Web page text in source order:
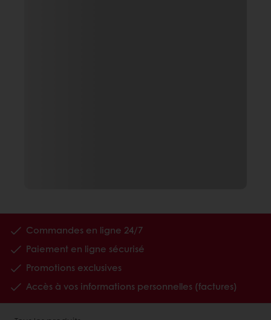
Commandes en ligne 24/7
Paiement en ligne sécurisé
Promotions exclusives
Accès à vos informations personnelles (factures)